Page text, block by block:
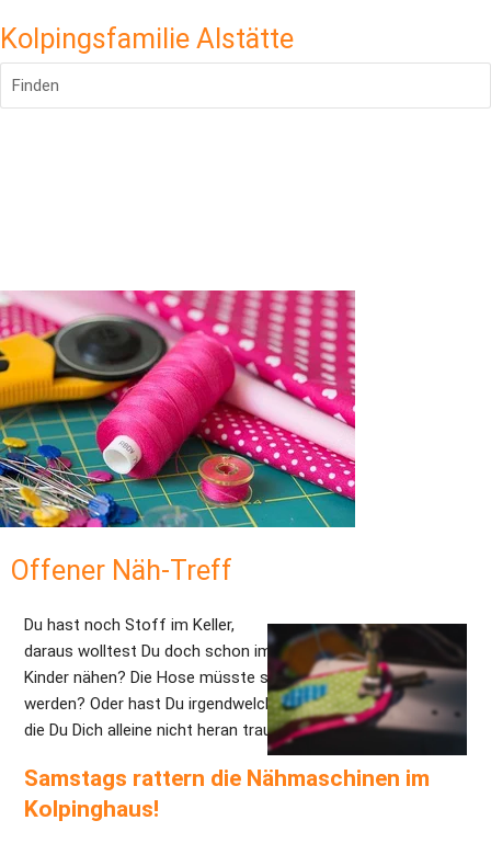
Kolpingsfamilie Alstätte
Finden
Offener Näh-Treff
Du hast noch Stoff im Keller,
daraus wolltest Du doch schon immer mal was für Deine
Kinder nähen? Die Hose müsste schon längst gekürzt
werden? Oder hast Du irgendwelche Näh-Projekte im Kopf an
die Du Dich alleine nicht heran traust?
Samstags rattern die Nähmaschinen im
Kolpinghaus!